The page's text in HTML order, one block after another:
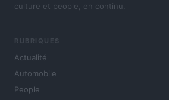
culture et people, en continu.
RUBRIQUES
Actualité
Automobile
People